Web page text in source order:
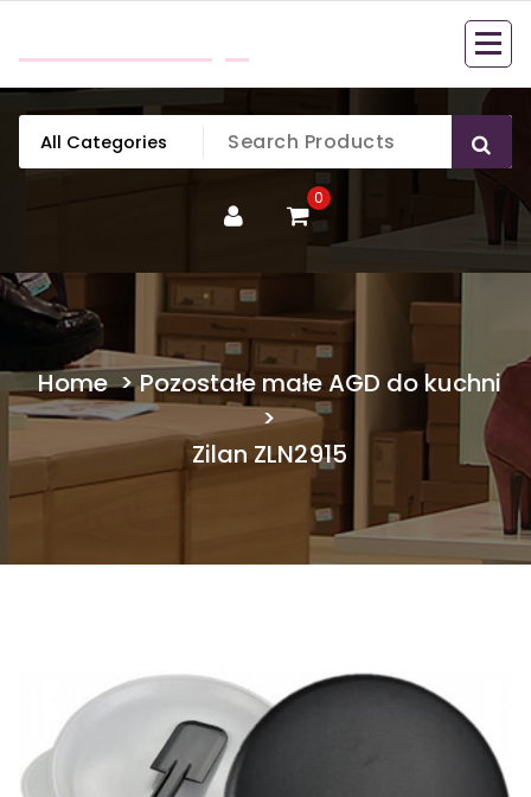
content
0
Home>Pozostałe małe AGD do kuchni
>
Zilan ZLN2915